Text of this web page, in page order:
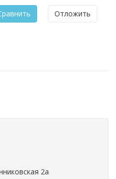
Отложить
2а